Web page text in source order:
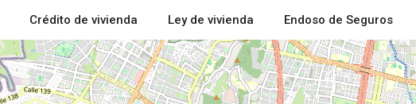
Crédito de vivienda Ley de vivienda Endoso de Seguros